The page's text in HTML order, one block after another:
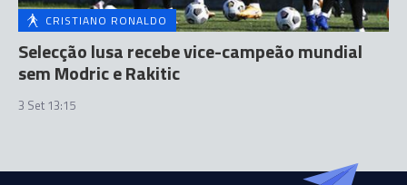
CRISTIANO RONALDO
Selecção lusa recebe vice-campeão mundial
sem Modric e Rakitic
3 Set 13:15